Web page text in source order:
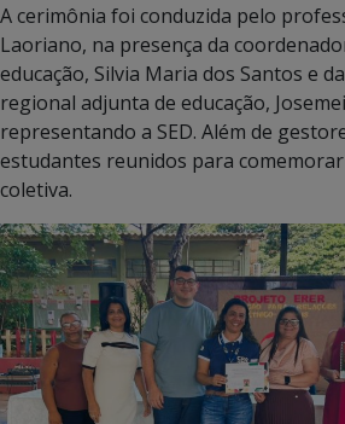
A cerimônia foi conduzida pelo
Laoriano, na presença da
educação, Silvia Maria dos Santos e
regional adjunta de educação,
representando a SED. Além de
estudantes reunidos para
coletiva.